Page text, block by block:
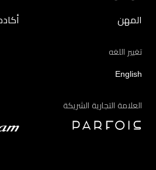
المهن
تغيير اللغه
English
العلامة التجارية الشريكة